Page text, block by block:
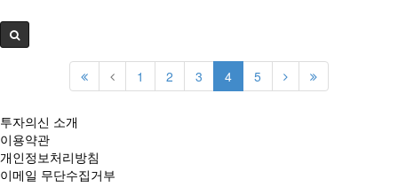
1 2 3 4 5
투자의신 소개
이용약관
개인정보처리방침
이메일 무단수집거부